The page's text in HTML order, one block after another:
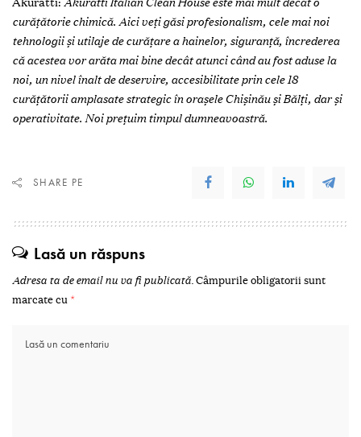
curățătorie chimică. Aici veți găsi profesionalism, cele mai noi
tehnologii și utilaje de curățare a hainelor, siguranță, încrederea
că acestea vor arăta mai bine decât atunci când au fost aduse la
noi, un nivel înalt de deservire, accesibilitate prin cele 18
curățătorii amplasate strategic în orașele Chișinău și Bălți, dar și
operativitate. Noi prețuim timpul dumneavoastră.
SHARE PE
Lasă un răspuns
Adresa ta de email nu va fi publicată.Câmpurile obligatorii sunt
marcate cu *